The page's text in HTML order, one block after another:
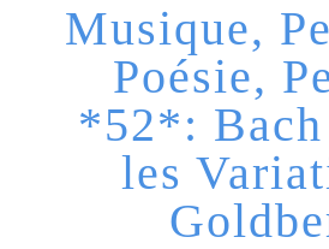
Musique,
Poésie,
*52*:
les